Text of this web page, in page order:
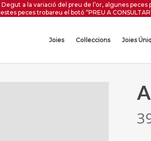
Degut a la variació del preu de l’or, algunes peces
peces trobareu el botó “PREU A
Joies Col·leccions Joies